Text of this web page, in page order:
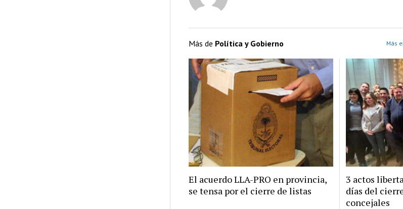
Más de Política y Gobierno Más
El acuerdo LLA-PRO en provincia,
se tensa por el cierre de listas
3 actos
días del
concejales